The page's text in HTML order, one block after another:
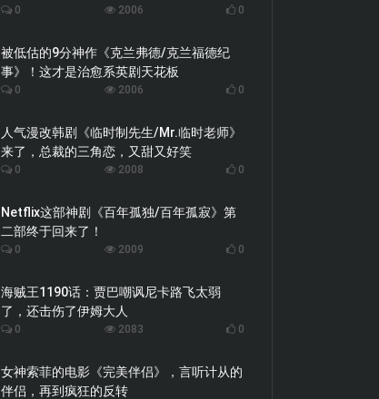
0 2006 0
被低估的9分神作《克兰弗德/克兰福德纪
事》！这才是治愈系英剧天花板
0 2006 0
人气漫改韩剧《临时制先生/Mr.临时老师》
来了，总裁的三角恋，又甜又好笑
0 2008 0
Netflix这部神剧《百年孤独/百年孤寂》第
二部终于回来了！
0 2009 0
海贼王1190话：贾巴嘲讽尼卡路飞太弱
了，还击伤了伊姆大人
0 2083 0
女神索菲的电影《完美伴侣》，言听计从的
伴侣，再到疯狂的反转